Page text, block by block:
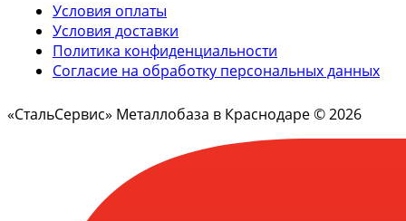
Условия оплаты
Условия доставки
Политика конфиденциальности
Согласие на обработку персональных данных
«СтальСервис» Металлобаза в Краснодаре © 2026